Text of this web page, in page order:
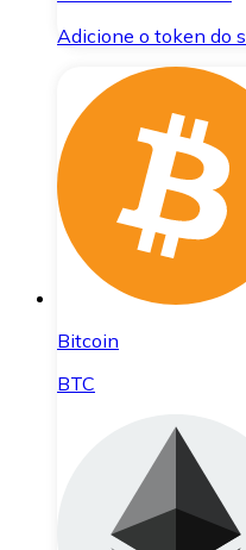
Adicione o token do
Bitcoin
BTC